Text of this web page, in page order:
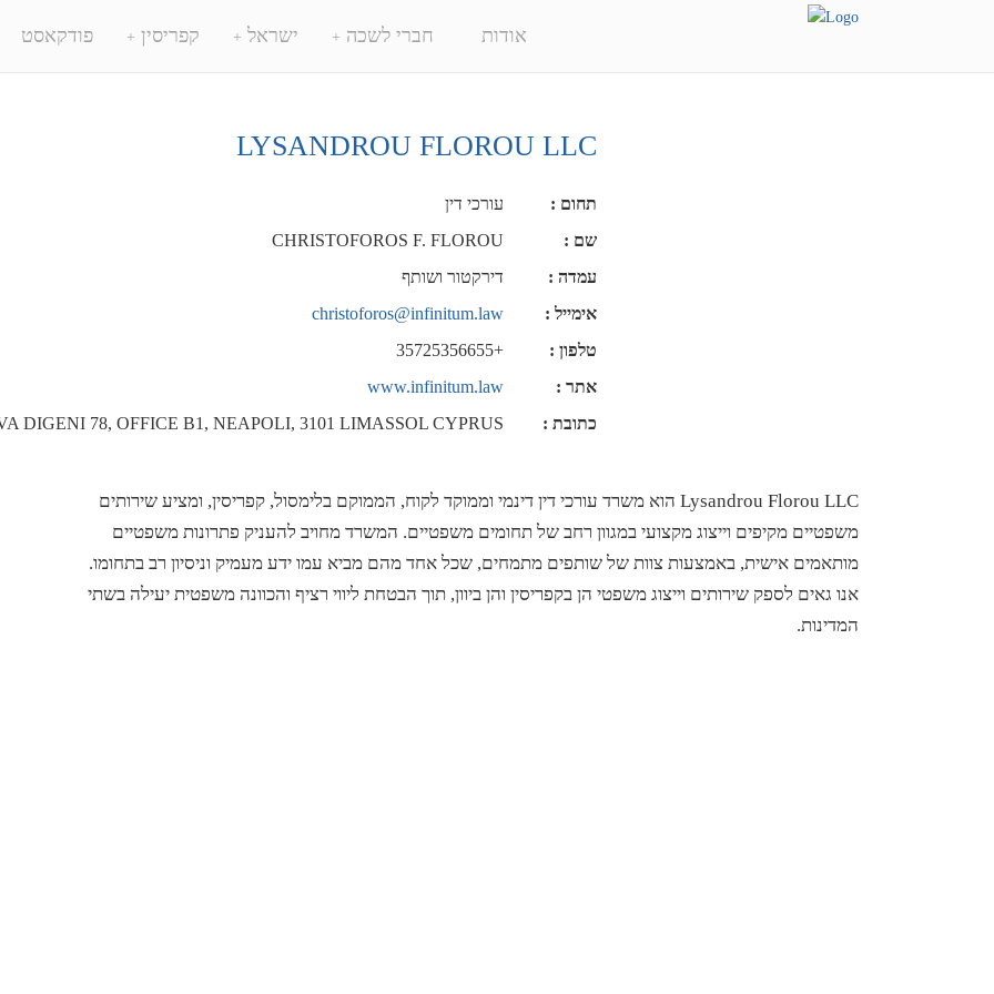
אודות חברי לשכה ישראל קפריסין פודקאסט
LYSANDROU FLOROU LLC
תחום :
עורכי דין
שם :
CHRISTOFOROS F. FLOROU
עמדה :
דירקטור ושותף
אימייל :
christoforos@infinitum.law
טלפון :
+35725356655
אתר :
www.infinitum.law
כתובת :
DIGENI 78, OFFICE B1, NEAPOLI, 3101 LIMASSOL CYPRUS
Lysandrou Florou LLC הוא משרד עורכי דין דינמי וממוקד לקוח, הממוקם בלימסול, קפריסין, ומציע שירותים
משפטיים מקיפים וייצוג מקצועי במגוון רחב של תחומים משפטיים. המשרד מחויב להעניק פתרונות משפטיים
מותאמים אישית, באמצעות צוות של שותפים מתמחים, שכל אחד מהם מביא עמו ידע מעמיק וניסיון רב בתחומו.
אנו גאים לספק שירותים וייצוג משפטי הן בקפריסין והן ביוון, תוך הבטחת ליווי רציף והכוונה משפטית יעילה בשתי
המדינות.